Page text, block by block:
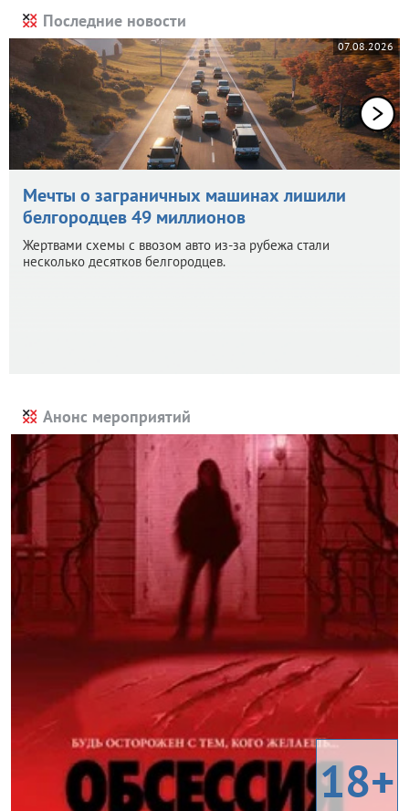
Последние новости
07.08.2026
Мечты о заграничных машинах лишили
белгородцев 49 миллионов
Жертвами схемы с ввозом авто из-за рубежа стали
несколько десятков белгородцев.
Анонс мероприятий
18+